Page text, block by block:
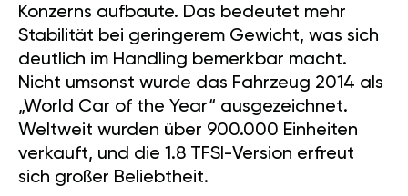
Konzerns aufbaute. Das bedeutet mehr
Stabilität bei geringerem Gewicht, was sich
deutlich im Handling bemerkbar macht.
Nicht umsonst wurde das Fahrzeug 2014 als
„World Car of the Year“ ausgezeichnet.
Weltweit wurden über 900.000 Einheiten
verkauft, und die 1.8 TFSI-Version erfreut
sich großer Beliebtheit.